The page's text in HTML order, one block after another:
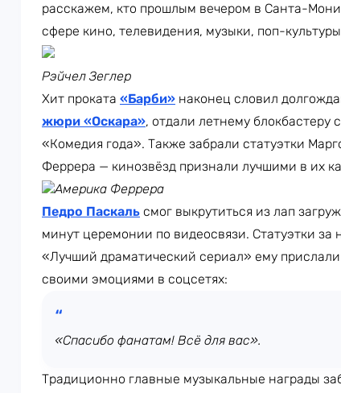
расскажем, кто прошлым вечером в Санта-
сфере кино, телевидения, музыки, поп-
Рэйчел Зеглер
Хит проката «Барби» наконец словил
жюри «Оскара», отдали летнему
«Комедия года». Также забрали статуэтки
Феррера — кинозвёзд признали лучшими в их
Америка Феррера
Педро Паскаль смог выкрутиться из лап
минут церемонии по видеосвязи. Статуэтки
«Лучший драматический сериал» ему
своими эмоциями в соцсетях:
«Спасибо фанатам! Всё для вас».
Традиционно главные музыкальные награды